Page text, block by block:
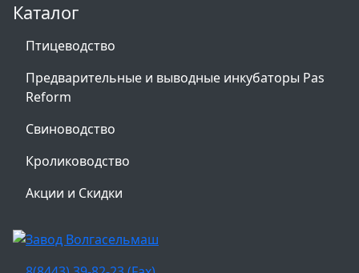
Каталог
Птицеводство
Предварительные и выводные инкубаторы Pas
Reform
Свиноводство
Кролиководство
Акции и Скидки